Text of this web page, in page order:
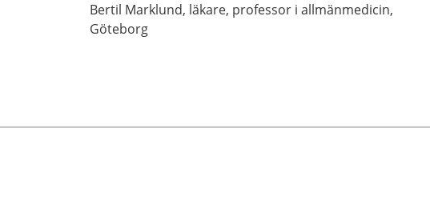
Bertil Marklund, läkare, professor i allmänmedicin,
Göteborg